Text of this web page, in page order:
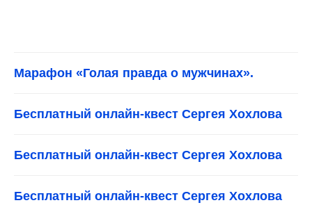
Марафон «Голая правда о мужчинах».
Бесплатный онлайн-квест Сергея Хохлова
Бесплатный онлайн-квест Сергея Хохлова
Бесплатный онлайн-квест Сергея Хохлова